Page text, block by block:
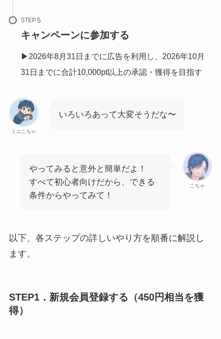
STEP
キャンペーンに参加する
▶2026年8月31日までに広告を利用し、2026年10月
31日までに合計10,000pt以上の承認・獲得を目指す
ミニこちゃ
いろいろあって大変そうだな〜
こちゃ
やってみると意外と簡単だよ！
すべて初心者向けだから、できる
条件からやってみて！
以下、各ステップの詳しいやり方を順番に解説し
ます。
STEP1．新規会員登録する（450円相当を獲
得）